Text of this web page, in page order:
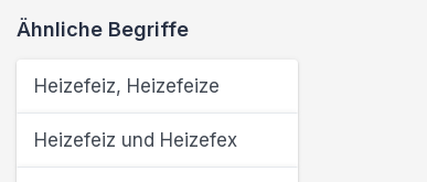
Ähnliche Begriffe
Heizefeiz, Heizefeize
Heizefeiz und Heizefex